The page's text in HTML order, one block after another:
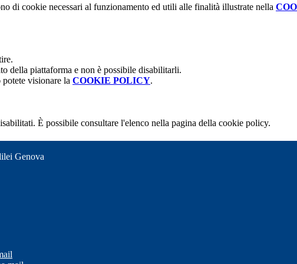
di cookie necessari al funzionamento ed utili alle finalità illustrate nella
della piattaforma e non è possibile disabilitarli.
visionare la COOKIE POLICY.
È possibile consultare l'elenco nella pagina della cookie policy.
Genova